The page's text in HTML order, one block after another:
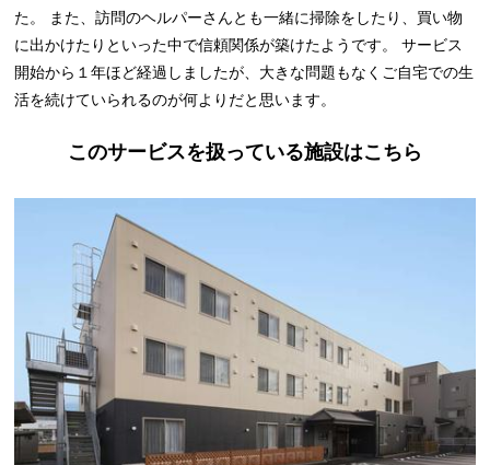
た。 また、訪問のヘルパーさんとも一緒に掃除をしたり、買い物
に出かけたりといった中で信頼関係が築けたようです。 サービス
開始から１年ほど経過しましたが、大きな問題もなくご自宅での生
活を続けていられるのが何よりだと思います。
このサービスを扱っている施設はこちら